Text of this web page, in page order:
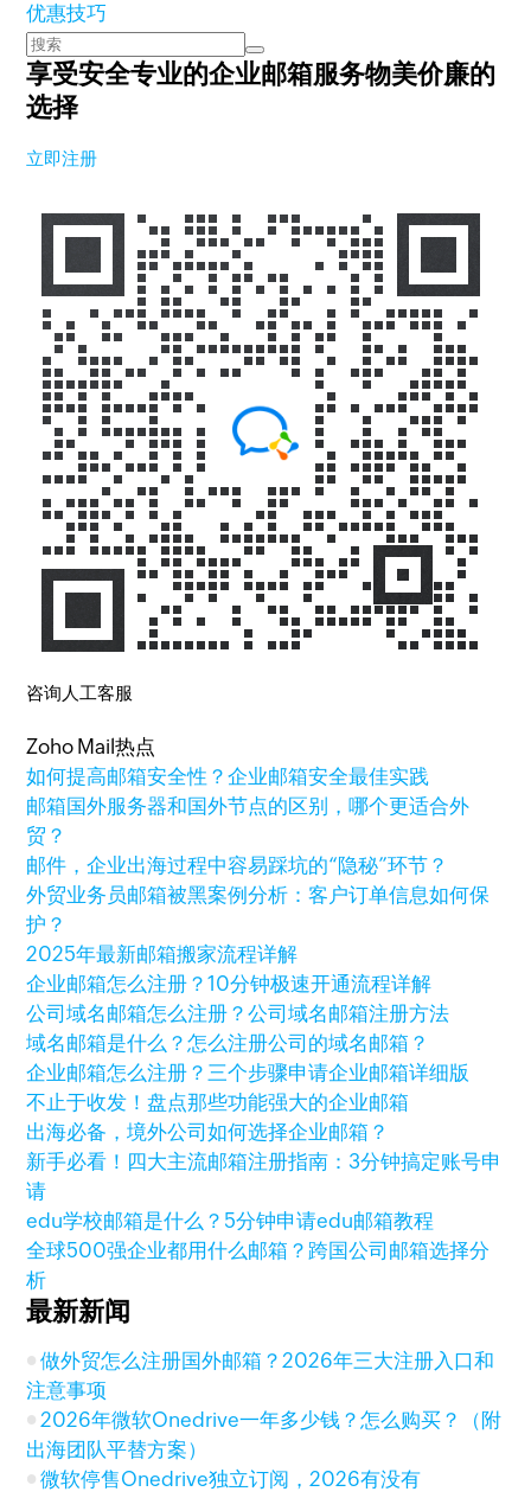
优惠技巧
享受安全专业的企业邮箱服务物美价廉的
选择
立即注册
咨询人工客服
Zoho Mail热点
如何提高邮箱安全性？企业邮箱安全最佳实践
邮箱国外服务器和国外节点的区别，哪个更适合外
贸？
邮件，企业出海过程中容易踩坑的“隐秘”环节？
外贸业务员邮箱被黑案例分析：客户订单信息如何保
护？
2025年最新邮箱搬家流程详解
企业邮箱怎么注册？10分钟极速开通流程详解
公司域名邮箱怎么注册？公司域名邮箱注册方法
域名邮箱是什么？怎么注册公司的域名邮箱？
企业邮箱怎么注册？三个步骤申请企业邮箱详细版
不止于收发！盘点那些功能强大的企业邮箱
出海必备，境外公司如何选择企业邮箱？
新手必看！四大主流邮箱注册指南：3分钟搞定账号申
请
edu学校邮箱是什么？5分钟申请edu邮箱教程
全球500强企业都用什么邮箱？跨国公司邮箱选择分
析
最新新闻
做外贸怎么注册国外邮箱？2026年三大注册入口和
注意事项
2026年微软Onedrive一年多少钱？怎么购买？（附
出海团队平替方案）
微软停售Onedrive独立订阅，2026有没有